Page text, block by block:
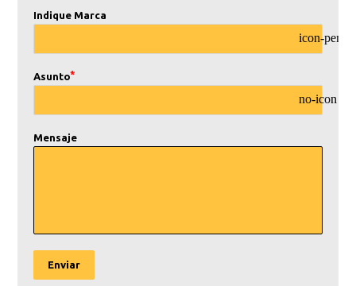
Indique Marca
icon-pencil
Asunto
no-icon
Mensaje
Enviar